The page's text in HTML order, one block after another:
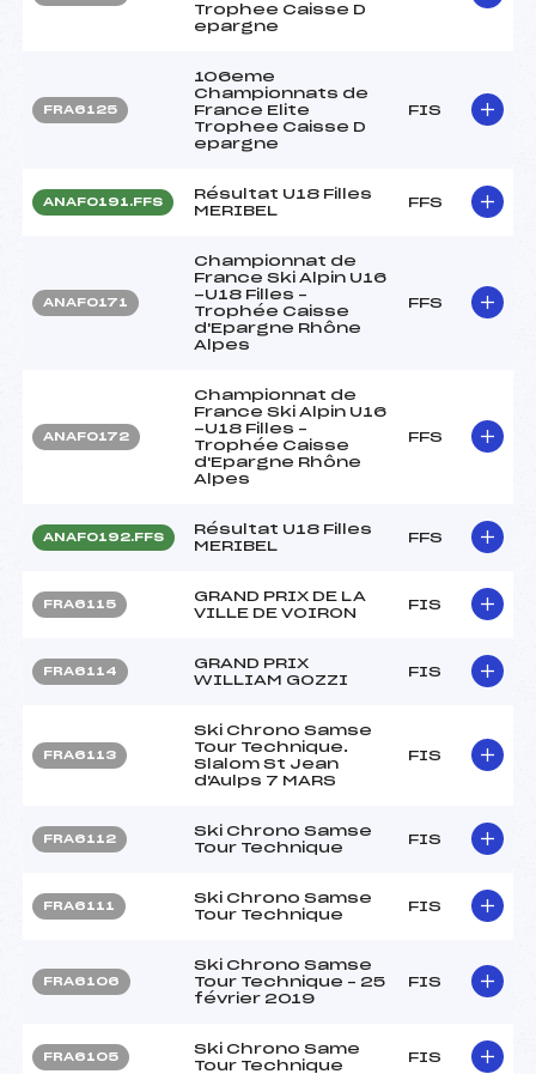
Trophee Caisse D
epargne
FRA6125
106eme
Championnats de
France Elite
Trophee Caisse D
epargne
FIS
ANAF0191.FFS
Résultat U18 Filles
MERIBEL
FFS
ANAF0171
Championnat de
France Ski Alpin U16
-U18 Filles –
Trophée Caisse
d'Epargne Rhône
Alpes
FFS
ANAF0172
Championnat de
France Ski Alpin U16
-U18 Filles –
Trophée Caisse
d'Epargne Rhône
Alpes
FFS
ANAF0192.FFS
Résultat U18 Filles
MERIBEL
FFS
FRA6115
GRAND PRIX DE LA
VILLE DE VOIRON
FIS
FRA6114
GRAND PRIX
WILLIAM GOZZI
FIS
FRA6113
Ski Chrono Samse
Tour Technique.
Slalom St Jean
d'Aulps 7 MARS
FIS
FRA6112
Ski Chrono Samse
Tour Technique
FIS
FRA6111
Ski Chrono Samse
Tour Technique
FIS
FRA6106
Ski Chrono Samse
Tour Technique – 25
février 2019
FIS
FRA6105
Ski Chrono Same
Tour Technique
FIS